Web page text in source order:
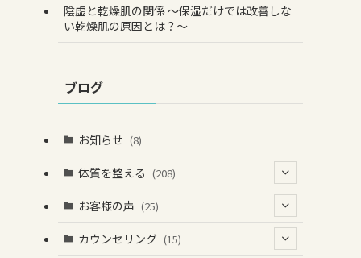
陰虚と乾燥肌の関係 〜保湿だけでは改善しな
い乾燥肌の原因とは？〜
ブログ
お知らせ (8)
体質を整える (208)
(41)
(1)
(60)
お客様の声 (25)
(3)
カウンセリング (15)